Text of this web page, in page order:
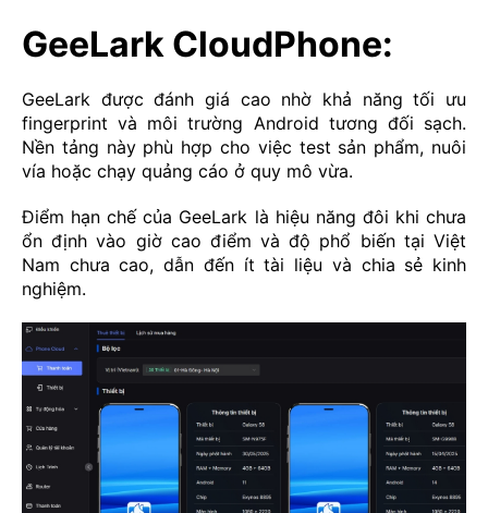
GeeLark CloudPhone:
GeeLark được đánh giá cao nhờ khả năng tối ưu
fingerprint và môi trường Android tương đối sạch.
Nền tảng này phù hợp cho việc test sản phẩm, nuôi
vía hoặc chạy quảng cáo ở quy mô vừa.
Điểm hạn chế của GeeLark là hiệu năng đôi khi chưa
ổn định vào giờ cao điểm và độ phổ biến tại Việt
Nam chưa cao, dẫn đến ít tài liệu và chia sẻ kinh
nghiệm.